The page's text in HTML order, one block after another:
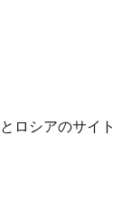
と ロシアのサイト